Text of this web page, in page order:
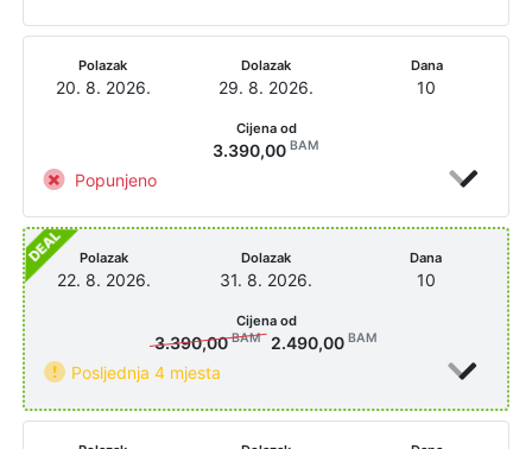
Polazak
20. 8. 2026.
Dolazak
29. 8. 2026.
Dana
10
Popunjeno
Cijena od
3.390,00 BAM
Polazak
22. 8. 2026.
Dolazak
31. 8. 2026.
Dana
10
Posljednja 4 mjesta
Cijena od
3.390,00BAM 2.490,00 BAM